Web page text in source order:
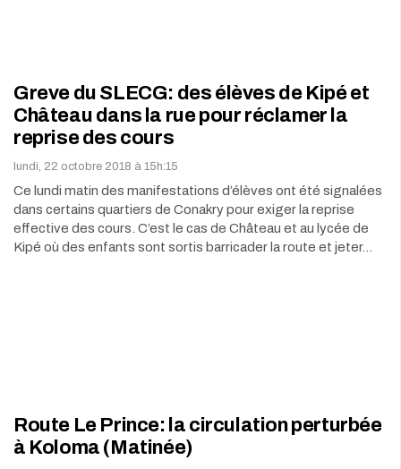
Greve du SLECG: des élèves de Kipé et
Château dans la rue pour réclamer la
reprise des cours
lundi, 22 octobre 2018 à 15h:15
Ce lundi matin des manifestations d’élèves ont été signalées
dans certains quartiers de Conakry pour exiger la reprise
effective des cours. C’est le cas de Château et au lycée de
Kipé où des enfants sont sortis barricader la route et jeter…
Route Le Prince: la circulation perturbée
à Koloma (Matinée)